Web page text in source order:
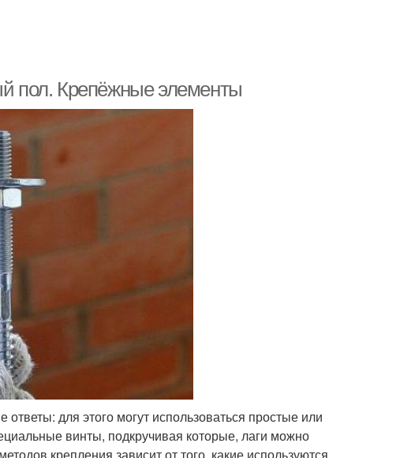
пол. Крепёжные элементы
для этого могут использоваться простые или
винты, подкручивая которые, лаги можно